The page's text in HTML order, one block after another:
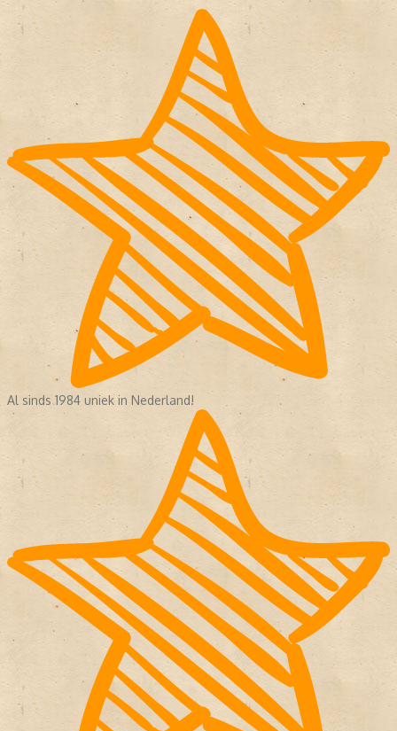
Al sinds 1984 uniek in Nederland!